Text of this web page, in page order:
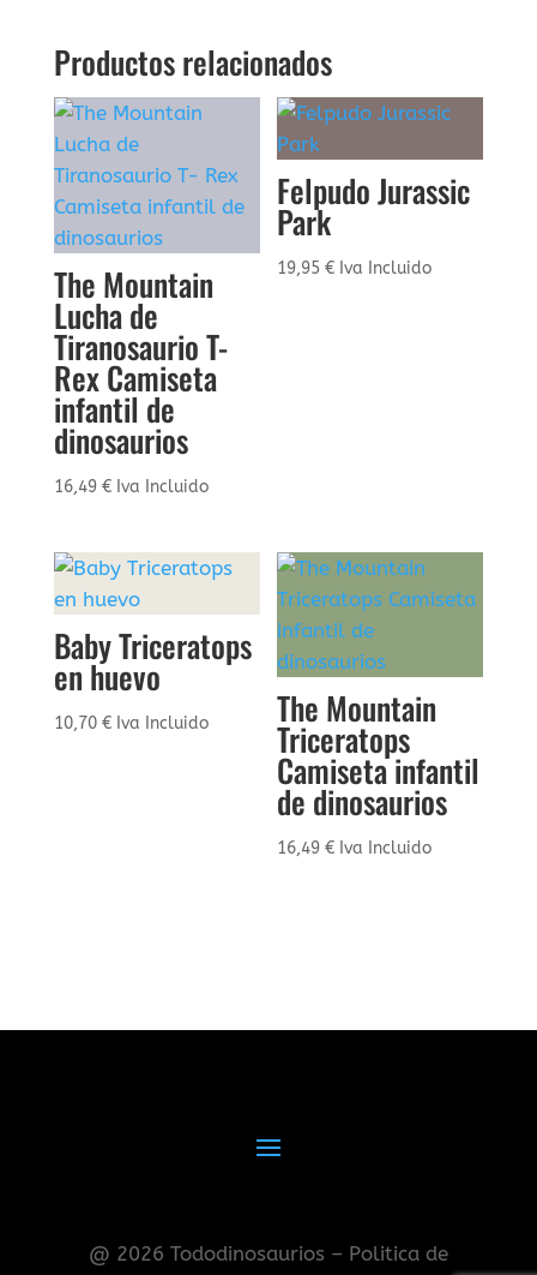
Productos relacionados
The Mountain
Lucha de
Tiranosaurio T-
Rex Camiseta
infantil de
dinosaurios
16,49 € Iva Incluido
Felpudo Jurassic
Park
19,95€ Iva Incluido
Baby Triceratops
en huevo
10,70 € Iva Incluido The Mountain
Triceratops
Camiseta infantil
de dinosaurios
16,49€ Iva Incluido
@ 2026 Tododinosaurios – Politica de